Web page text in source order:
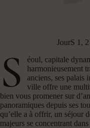
JourS 1,
S
éoul, capitale
harmonieusement
anciens, ses palais
ville offre une
bien vous promener sur
panoramiques depuis ses
qu’elle a à offrir, un séjour
majeurs se concentrant